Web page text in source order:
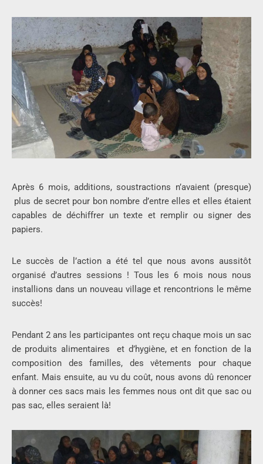
Après 6 mois, additions, soustractions n’avaient (presque)
plus de secret pour bon nombre d’entre elles et elles étaient
capables de déchiffrer un texte et remplir ou signer des
papiers.
Le succès de l’action a été tel que nous avons aussitôt
organisé d’autres sessions ! Tous les 6 mois nous nous
installions dans un nouveau village et rencontrions le même
succès!
Pendant 2 ans les participantes ont reçu chaque mois un sac
de produits alimentaires et d’hygiène, et en fonction de la
composition des familles, des vêtements pour chaque
enfant. Mais ensuite, au vu du coût, nous avons dû renoncer
à donner ces sacs mais les femmes nous ont dit que sac ou
pas sac, elles seraient là!